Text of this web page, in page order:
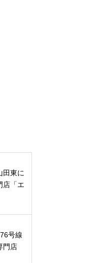
田東に
店「エ
号線
門店